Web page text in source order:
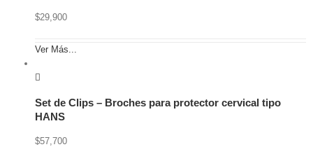
$29,900
Ver Más...
Set de Clips – Broches para protector cervical tipo
HANS
$57,700